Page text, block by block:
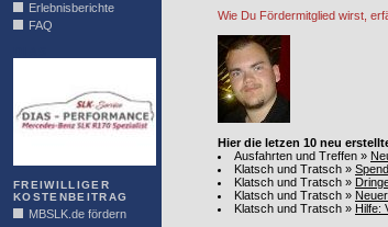
Erlebnisberichte
FAQ
FREIWILLIGER
KOSTENBEITRAG
MBSLK.de fördern
Wie Du Fördermitglied wirst,
Hier die letzen 10 neu
Ausfahrten und Treffen »
Klatsch und Tratsch »
Klatsch und Tratsch »
Klatsch und Tratsch »
Klatsch und Tratsch » Hilfe: